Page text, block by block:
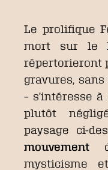
Le prolifique
mort sur le
répertorieront
gravures,
– s’intéresse
plutôt
paysage ci-
mouvement
mysticisme